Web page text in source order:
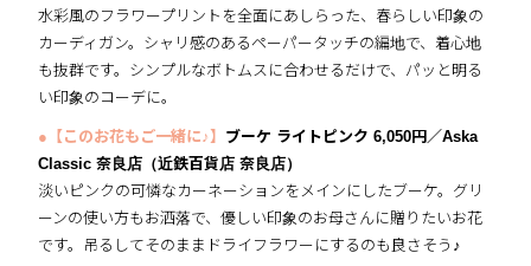
水彩風のフラワープリントを全面にあしらった、春らしい印象の
カーディガン。シャリ感のあるペーパータッチの編地で、着心地
も抜群です。シンプルなボトムスに合わせるだけで、パッと明る
い印象のコーデに。
●【このお花もご一緒に♪】 ブーケ ライトピンク 6,050円／Aska
Classic 奈良店（近鉄百貨店 奈良店）
淡いピンクの可憐なカーネーションをメインにしたブーケ。グリ
ーンの使い方もお洒落で、優しい印象のお母さんに贈りたいお花
です。吊るしてそのままドライフラワーにするのも良さそう♪